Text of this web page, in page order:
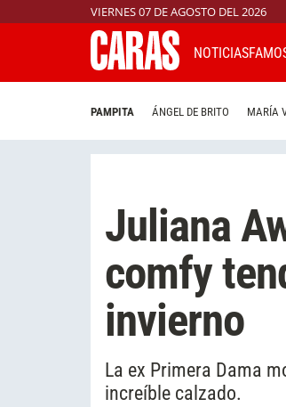
VIERNES 07 DE AGOSTO DEL 2026
NOTICIAS
PAMPITA ÁNGEL DE BRITO MARÍA
Juliana
comfy
invierno
La ex Primera Dama
increíble calzado.